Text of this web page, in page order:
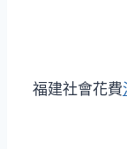
福建社會花費